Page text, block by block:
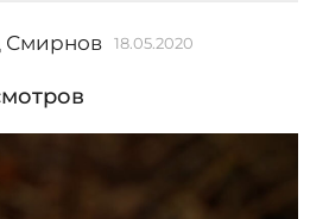
Смирнов 18.05.2020
5